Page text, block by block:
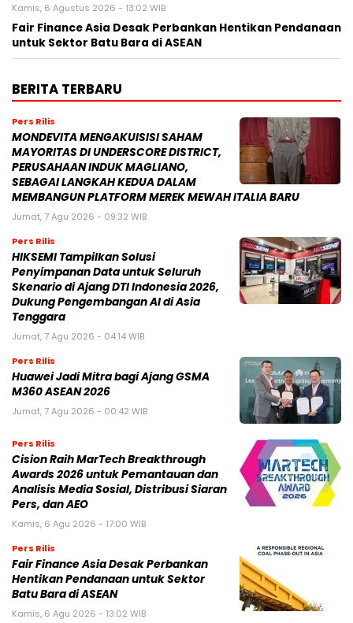
Kamis, 6 Agustus 2026 - 13:02 WIB
Fair Finance Asia Desak Perbankan Hentikan Pendanaan
untuk Sektor Batu Bara di ASEAN
BERITA TERBARU
Pers Rilis
MONDEVITA MENGAKUISISI SAHAM
MAYORITAS DI UNDERSCORE DISTRICT,
PERUSAHAAN INDUK MAGLIANO,
SEBAGAI LANGKAH KEDUA DALAM
MEMBANGUN PLATFORM MEREK MEWAH ITALIA BARU
Jumat, 7 Agu 2026 - 09:32 WIB
Pers Rilis
HIKSEMI Tampilkan Solusi
Penyimpanan Data untuk Seluruh
Skenario di Ajang DTI Indonesia 2026,
Dukung Pengembangan AI di Asia
Tenggara
Jumat, 7 Agu 2026 - 04:14 WIB
Pers Rilis
Huawei Jadi Mitra bagi Ajang GSMA
M360 ASEAN 2026
Jumat, 7 Agu 2026 - 00:42 WIB
Pers Rilis
Cision Raih MarTech Breakthrough
Awards 2026 untuk Pemantauan dan
Analisis Media Sosial, Distribusi Siaran
Pers, dan AEO
Kamis, 6 Agu 2026 - 17:00 WIB
Pers Rilis
Fair Finance Asia Desak Perbankan
Hentikan Pendanaan untuk Sektor
Batu Bara di ASEAN
Kamis, 6 Agu 2026 - 13:02 WIB